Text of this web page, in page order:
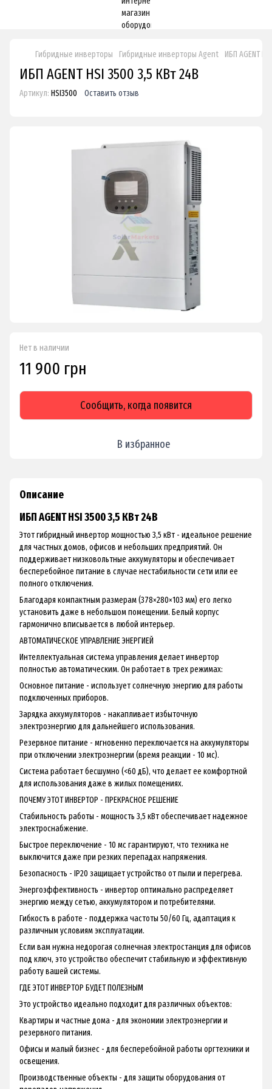
Гибридные инверторы Гибридные инверторы Agent ИБП AGENT
ИБП AGENT HSI 3500 3,5 КВт 24В
Артикул: HSI3500 Оставить отзыв
Нет в наличии
11 900 грн
Сообщить, когда появится
В избранное
Описание
ИБП AGENT HSI 3500 3,5 КВт 24В
Этот гибридный инвертор мощностью 3,5 кВт - идеальное решение
для частных домов, офисов и небольших предприятий. Он
поддерживает низковольтные аккумуляторы и обеспечивает
бесперебойное питание в случае нестабильности сети или ее
полного отключения.
Благодаря компактным размерам (378×280×103 мм) его легко
установить даже в небольшом помещении. Белый корпус
гармонично вписывается в любой интерьер.
АВТОМАТИЧЕСКОЕ УПРАВЛЕНИЕ ЭНЕРГИЕЙ
Интеллектуальная система управления делает инвертор
полностью автоматическим. Он работает в трех режимах:
Основное питание - использует солнечную энергию для работы
подключенных приборов.
Зарядка аккумуляторов - накапливает избыточную
электроэнергию для дальнейшего использования.
Резервное питание - мгновенно переключается на аккумуляторы
при отключении электроэнергии (время реакции - 10 мс).
Система работает бесшумно (<60 дБ), что делает ее комфортной
для использования даже в жилых помещениях.
ПОЧЕМУ ЭТОТ ИНВЕРТОР - ПРЕКРАСНОЕ РЕШЕНИЕ
Стабильность работы - мощность 3,5 кВт обеспечивает надежное
электроснабжение.
Быстрое переключение - 10 мс гарантируют, что техника не
выключится даже при резких перепадах напряжения.
Безопасность - IP20 защищает устройство от пыли и перегрева.
Энергоэффективность - инвертор оптимально распределяет
энергию между сетью, аккумулятором и потребителями.
Гибкость в работе - поддержка частоты 50/60 Гц, адаптация к
различным условиям эксплуатации.
Если вам нужна недорогая солнечная электростанция для офисов
под ключ, это устройство обеспечит стабильную и эффективную
работу вашей системы.
ГДЕ ЭТОТ ИНВЕРТОР БУДЕТ ПОЛЕЗНЫМ
Это устройство идеально подходит для различных объектов:
Квартиры и частные дома - для экономии электроэнергии и
резервного питания.
Офисы и малый бизнес - для бесперебойной работы оргтехники и
освещения.
Производственные объекты - для защиты оборудования от